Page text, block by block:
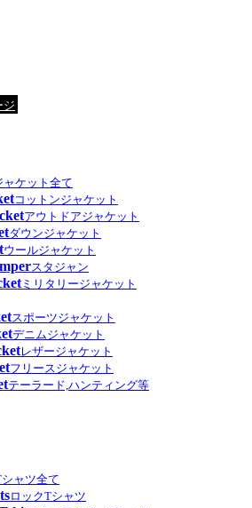
ジ
ャケット全て
コットンジャケット
アウトドアジャケット
ダウンジャケット
ウールジャケット
スタジャン
ミリタリージャケット
スポーツジャケット
デニムジャケット
レザージャケット
フリースジャケット
テーラード,ハンティング等
ャツ全て
ロックTシャツ